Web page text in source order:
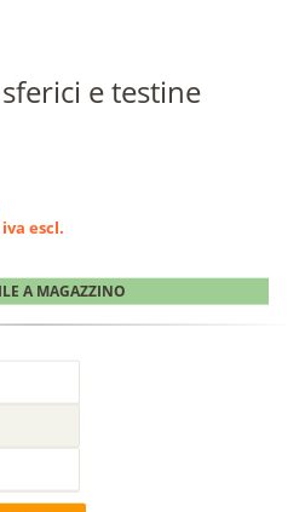
e testine
iva escl.
A MAGAZZINO